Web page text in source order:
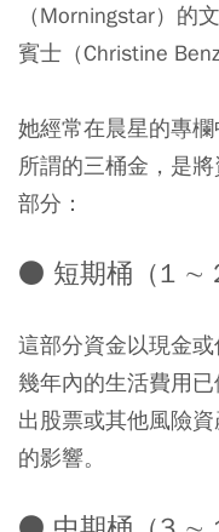
（Morningstar）的
賓士（Christine
她經常在晨星的專欄
所謂的三桶金，是
部分：
● 短期桶（1 ∼
這部分資金以現金
幾年內的生活費用
出股票或其他風險
的影響。